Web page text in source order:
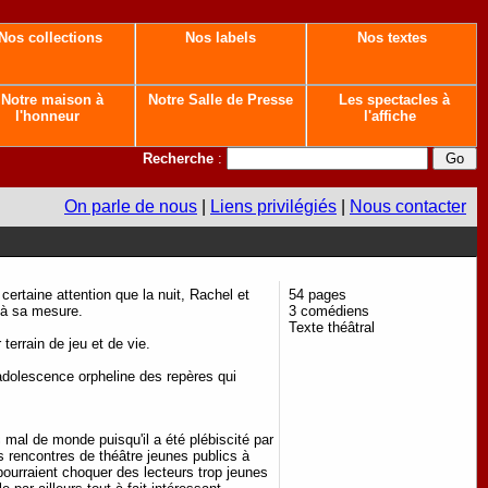
Nos collections Nos labels Nos textes
Notre maison à
l'honneur
Notre Salle de Presse
Les spectacles à
l'affiche
Recherche :
On parle de nous Liens privilégiés Nous contacter
attention que la nuit, Rachel et
sa mesure.
de jeu et de vie.
orpheline des repères qui
de monde puisqu'il a été plébiscité par
rencontres de théâtre jeunes publics à
choquer des lecteurs trop jeunes
54 pages
3 comédiens
Texte théâtral